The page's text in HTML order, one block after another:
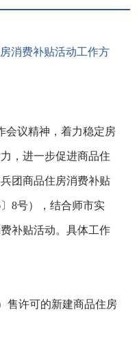
消费补贴活动工作方
会议精神，着力稳定房
，进一步促进商品住
团商品住房消费补贴
〕 8号），结合师市实
补贴活动。具体工作
售许可的新建商品住房